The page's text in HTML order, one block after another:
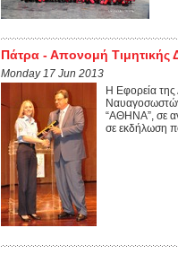
Πάτρα - Απονομή Τιμητικής
Monday 17 Jun 2013
Η Εφορεία της
“ΑΘΗΝΑ”, σε
σε εκδήλωση